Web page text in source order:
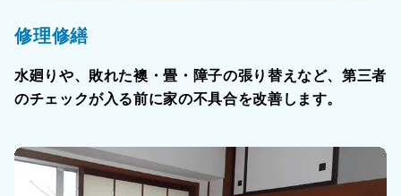
修理修繕
水廻りや、敗れた襖・畳・障子の張り替えなど、第三者
のチェックが入る前に家の不具合を改善します。